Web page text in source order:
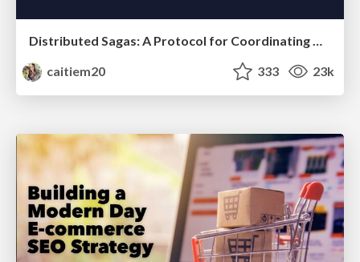
Distributed Sagas: A Protocol for Coordinating Microservices
caitiem20
333 23k